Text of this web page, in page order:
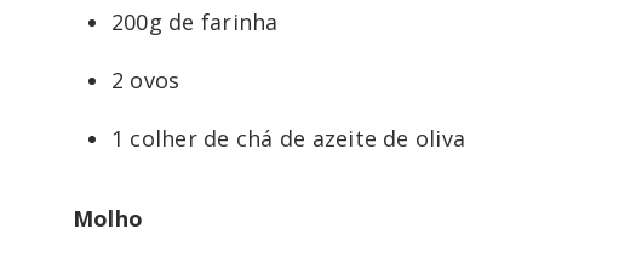
200g de farinha
2 ovos
1 colher de chá de azeite de oliva
Molho